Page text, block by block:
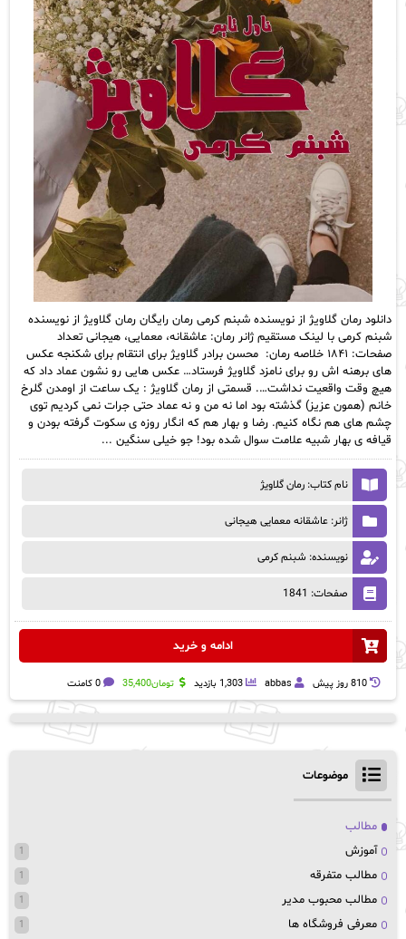
دانلود رمان گلاویژ از نویسنده شبنم کرمی رمان رایگان رمان گلاویژ از نویسنده
شبنم کرمی با لینک مستقیم ژانر رمان: عاشقانه، معمایی، هیجانی تعداد
صفحات: ۱۸۴۱ خلاصه رمان: محسن برادر گلاویژ برای انتقام برای شکنجه عکس
های برهنه اش رو برای نامزد گلاویژ فرستاد… عکس هایی رو نشون عماد داد که
هیچ وقت واقعیت نداشت…. قسمتی از رمان گلاویژ : یک ساعت از اومدن گلرخ
خانم (همون عزیز) گذشته بود اما نه من و نه عماد حتی جرات نمی کردیم توی
چشم های هم نگاه کنیم. رضا و بهار هم که انگار روزه ی سکوت گرفته بودن و
قیافه ی بهار شبیه علامت سوال شده بود! جو خیلی سنگین ...
نام کتاب: رمان گلاویژ
ژانر: عاشقانه معمایی هیجانی
نویسنده: شبنم کرمی
صفحات: 1841
ادامه و خرید
810 روز پيش abbas 1,303 بازدید تومان35,400 0 کامنت
موضوعات
مطالب
آموزش
1
مطالب متفرقه 1
مطالب محبوب مدیر 1
معرفی فروشگاه ها 1